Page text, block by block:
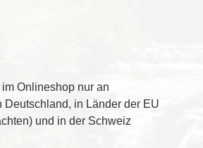
Onlineshop nur an
Deutschland, in Länder der EU
und in der Schweiz